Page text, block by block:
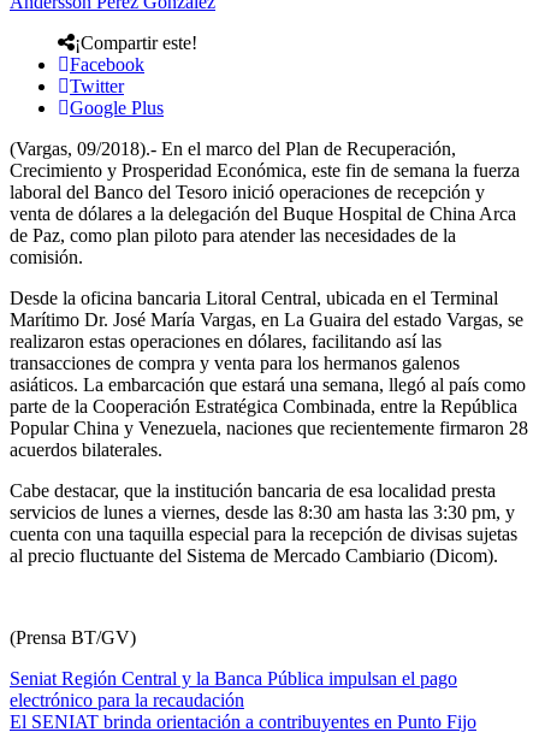
¡Compartir este!
Facebook
Twitter
Google Plus
(Vargas, 09/2018).- En el marco del Plan de Recuperación,
Crecimiento y Prosperidad Económica, este fin de semana la fuerza
laboral del Banco del Tesoro inició operaciones de recepción y
venta de dólares a la delegación del Buque Hospital de China Arca
de Paz, como plan piloto para atender las necesidades de la
comisión.
Desde la oficina bancaria Litoral Central, ubicada en el Terminal
Marítimo Dr. José María Vargas, en La Guaira del estado Vargas, se
realizaron estas operaciones en dólares, facilitando así las
transacciones de compra y venta para los hermanos galenos
asiáticos. La embarcación que estará una semana, llegó al país como
parte de la Cooperación Estratégica Combinada, entre la República
Popular China y Venezuela, naciones que recientemente firmaron 28
acuerdos bilaterales.
Cabe destacar, que la institución bancaria de esa localidad presta
servicios de lunes a viernes, desde las 8:30 am hasta las 3:30 pm, y
cuenta con una taquilla especial para la recepción de divisas sujetas
al precio fluctuante del Sistema de Mercado Cambiario (Dicom).
(Prensa BT/GV)
Seniat Región Central y la Banca Pública impulsan el pago
electrónico para la recaudación
El SENIAT brinda orientación a contribuyentes en Punto Fijo